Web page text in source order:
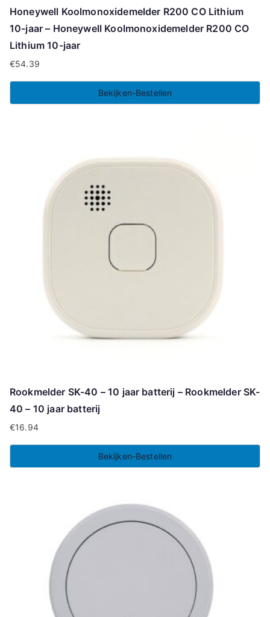
Honeywell Koolmonoxidemelder R200 CO Lithium
10-jaar – Honeywell Koolmonoxidemelder R200 CO
Lithium 10-jaar
€54.39
Bekijken-Bestellen
Rookmelder SK-40 – 10 jaar batterij – Rookmelder SK-
40 – 10 jaar batterij
€16.94
Bekijken-Bestellen